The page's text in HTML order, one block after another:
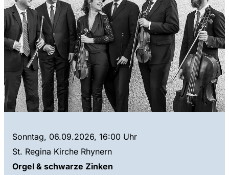
Sonntag, 06.09.2026, 16:00 Uhr
St. Regina Kirche Rhynern
Orgel & schwarze Zinken